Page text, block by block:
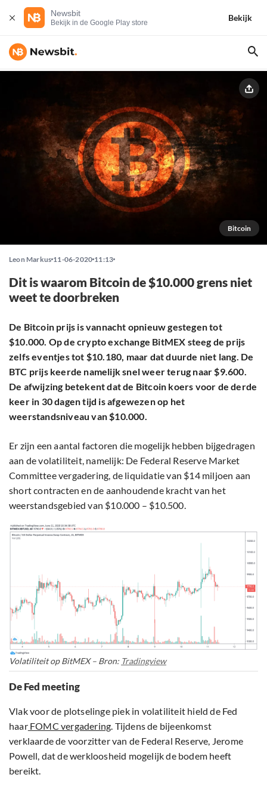
Newsbit
Bekijk in de Google Play store
Bekijk
Bitcoin
Leon Markus 11-06-2020 11:13
Dit is waarom Bitcoin de $10.000 grens niet
weet te doorbreken
De Bitcoin prijs is vannacht opnieuw gestegen tot
$10.000. Op de crypto exchange BitMEX steeg de prijs
zelfs eventjes tot $10.180, maar dat duurde niet lang. De
BTC prijs keerde namelijk snel weer terug naar $9.600.
De afwijzing betekent dat de Bitcoin koers voor de derde
keer in 30 dagen tijd is afgewezen op het
weerstandsniveau van $10.000.
Er zijn een aantal factoren die mogelijk hebben bijgedragen
aan de volatiliteit, namelijk: De Federal Reserve Market
Committee vergadering, de liquidatie van $14 miljoen aan
short contracten en de aanhoudende kracht van het
weerstandsgebied van $10.000 – $10.500.
Volatiliteit op BitMEX – Bron: Tradingview
De Fed meeting
Vlak voor de plotselinge piek in volatiliteit hield de Fed
haarFOMC vergadering. Tijdens de bijeenkomst
verklaarde de voorzitter van de Federal Reserve, Jerome
Powell, dat de werkloosheid mogelijk de bodem heeft
bereikt.